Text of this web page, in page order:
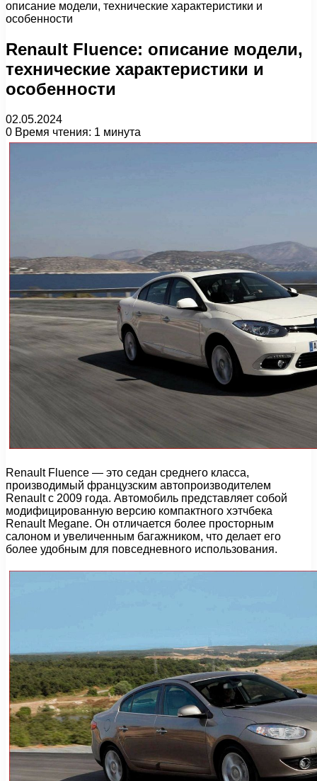
описание модели, технические характеристики и
особенности
Renault Fluence: описание модели,
технические характеристики и
особенности
02.05.2024
0 Время чтения: 1 минута
Renault Fluence — это седан среднего класса,
производимый французским автопроизводителем
Renault с 2009 года. Автомобиль представляет собой
модифицированную версию компактного хэтчбека
Renault Megane. Он отличается более просторным
салоном и увеличенным багажником, что делает его
более удобным для повседневного использования.